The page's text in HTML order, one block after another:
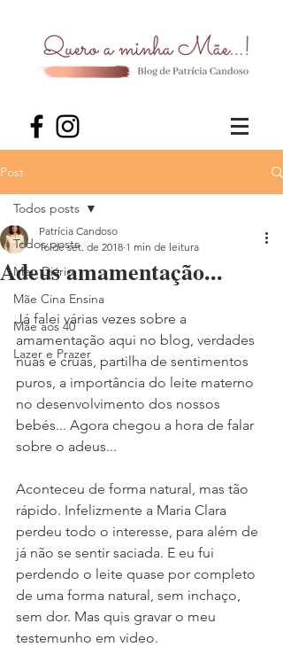
Post
Todos posts
Meu Diário
Mãe Cina Ensina
Mãe aos 40
Lazer e Prazer
Todos posts
Adeus amamentação...
Patrícia Candoso
16 de set. de 2018 1 min de leitura
Já falei várias vezes sobre a
amamentação aqui no blog, verdades
nuas e cruas, partilha de sentimentos
puros, a importância do leite materno
no desenvolvimento dos nossos
bebés... Agora chegou a hora de falar
sobre o adeus...
Aconteceu de forma natural, mas tão
rápido. Infelizmente a Maria Clara
perdeu todo o interesse, para além de
já não se sentir saciada. E eu fui
perdendo o leite quase por completo
de uma forma natural, sem inchaço,
sem dor. Mas quis gravar o meu
testemunho em video.